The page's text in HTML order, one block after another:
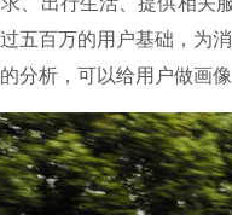
五百万的用户基础，为
分析，可以给用户做画